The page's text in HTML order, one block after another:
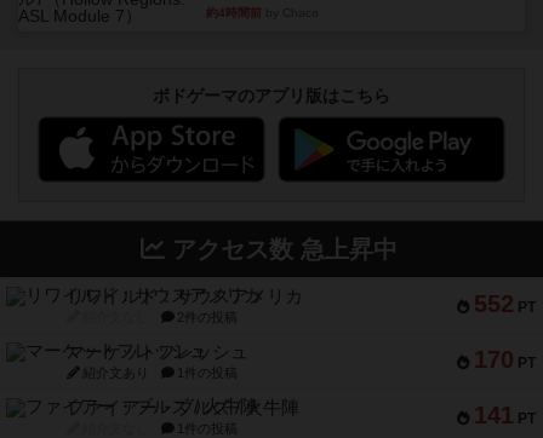
約4時間前
ボドゲーマのアプリ版はこちら
アクセス数 急上昇中
552 PT
リワイルド：サウスアメリカ
2件の投稿
170 PT
マーケットフレッシュ
紹介文あり 1件の投稿
141 PT
ファイアー・ブルズ / 火牛陣
1件の投稿